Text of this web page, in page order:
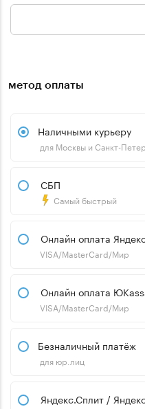
метод оплаты
Наличными курьеру
для Москвы и Санкт-
СБП
Самый быстрый
Онлайн оплата
VISA/MasterCard/Мир
Онлайн оплата
VISA/MasterCard/Мир
Безналичный платёж
для юр.лиц
Яндекс.Сплит /